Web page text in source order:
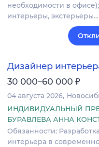
необходимости в
интерьеры, экстерьеры…
Дизайнер
30 000–60 000 ₽
04 августа 2026
ИНДИВИДУАЛЬНЫЙ
БУРАВЛЕВА АННА
Обязанности:
интерьера в